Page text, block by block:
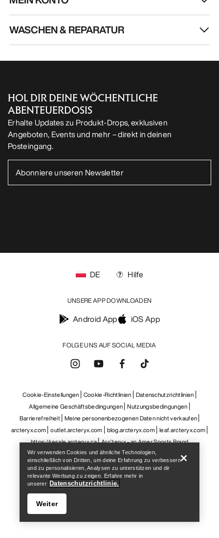
Help
WASCHEN & REPARATUR
HOL DIR DEINE WÖCHENTLICHE
ABENTEUERDOSIS
Erhalte Updates zu Produkt-Drops, exklusiven
Angeboten, Events und mehr – direkt in deinen
Posteingang.
FOLGE UNS AUF SOCIAL MEDIA
DE Hilfe
UNSERE APP DOWNLOADEN
Android App iOS App
Cookie-Einstellungen Cookie-Richtlinien Datenschutzrichtlinien
Allgemeine Geschäftsbedingungen Nutzungsbedingungen
Barrierefreiheit Meine personenbezogenen Daten nicht verkaufen
arcteryx.com outlet.arcteryx.com blog.arcteryx.com leaf.arcteryx.com
https://resale.arcteryx.ca Arc'teryx - an Amer Sports Brand
Wir verwenden Cookies und ähnliche Technologien,
einschließlich von Dritten, um deine Erfahrung zu verbessern
und zu personalisieren, Analysen zu unterstützen und dir
relevante Werbung zu zeigen. Erfahre mehr in
unserer Datenschutzrichtlinie.
Weiter